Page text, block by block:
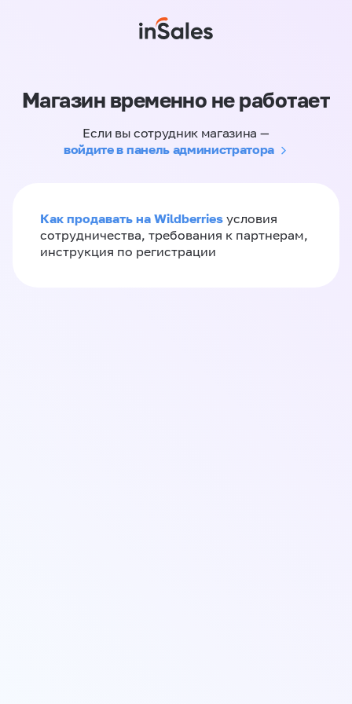
Магазин временно не работает
Если вы сотрудник магазина —
войдите в панель администратора
Как продавать на Wildberries условия
сотрудничества, требования к партнерам,
инструкция по регистрации